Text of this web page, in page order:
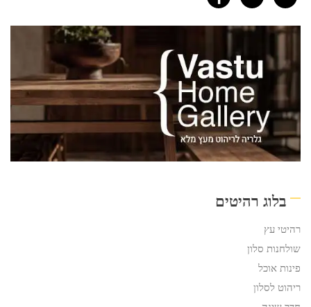
בלוג רהיטים
רהיטי עץ
שולחנות סלון
פינות אוכל
ריהוט לסלון